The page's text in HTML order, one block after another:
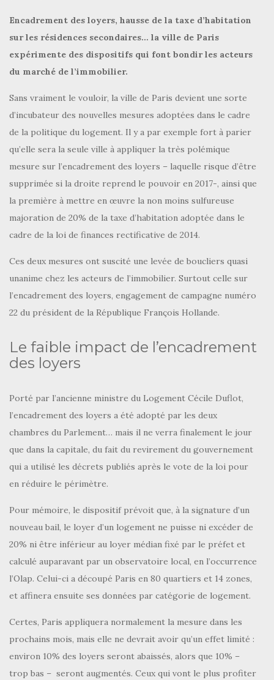
Encadrement des loyers, hausse de la taxe d’habitation
sur les résidences secondaires… la ville de Paris
expérimente des dispositifs qui font bondir les acteurs
du marché de l’immobilier.
Sans vraiment le vouloir, la ville de Paris devient une sorte
d’incubateur des nouvelles mesures adoptées dans le cadre
de la politique du logement. Il y a par exemple fort à parier
qu’elle sera la seule ville à appliquer la très polémique
mesure sur l’encadrement des loyers – laquelle risque d’être
supprimée si la droite reprend le pouvoir en 2017-, ainsi que
la première à mettre en œuvre la non moins sulfureuse
majoration de 20% de la taxe d’habitation adoptée dans le
cadre de la loi de finances rectificative de 2014.
Ces deux mesures ont suscité une levée de boucliers quasi
unanime chez les acteurs de l’immobilier. Surtout celle sur
l’encadrement des loyers, engagement de campagne numéro
22 du président de la République François Hollande.
Le faible impact de l’encadrement
des loyers
Porté par l’ancienne ministre du Logement Cécile Duflot,
l’encadrement des loyers a été adopté par les deux
chambres du Parlement… mais il ne verra finalement le jour
que dans la capitale, du fait du revirement du gouvernement
qui a utilisé les décrets publiés après le vote de la loi pour
en réduire le périmètre.
Pour mémoire, le dispositif prévoit que, à la signature d’un
nouveau bail, le loyer d’un logement ne puisse ni excéder de
20% ni être inférieur au loyer médian fixé par le préfet et
calculé auparavant par un observatoire local, en l’occurrence
l’Olap. Celui-ci a découpé Paris en 80 quartiers et 14 zones,
et affinera ensuite ses données par catégorie de logement.
Certes, Paris appliquera normalement la mesure dans les
prochains mois, mais elle ne devrait avoir qu’un effet limité :
environ 10% des loyers seront abaissés, alors que 10% –
trop bas – seront augmentés. Ceux qui vont le plus profiter